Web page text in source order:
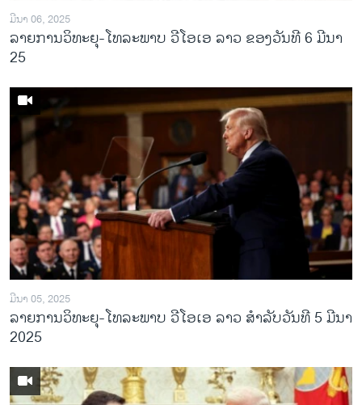
ມີນາ 06, 2025
ລາຍການວິທະຍຸ-ໂທລະພາບ ວີໂອເອ ລາວ ຂອງວັນທີ 6 ມີນາ
25
ມີນາ 05, 2025
ລາຍການວິ​ທະ​ຍຸ​-ໂທ​ລະ​ພາບ ວີໂອເອ ລາວ ສຳ​ລັບ​ວັນ​ທີ 5 ມີ​ນາ
2025